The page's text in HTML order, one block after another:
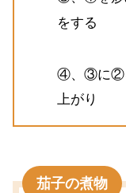
をする
④、③に②
上がり
茄子の煮物